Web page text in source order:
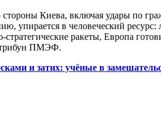
Киева, включая удары по
упирается в человеческий
стратегические ракеты, Европа
трибун ПМЭФ.
и затих: учёные в